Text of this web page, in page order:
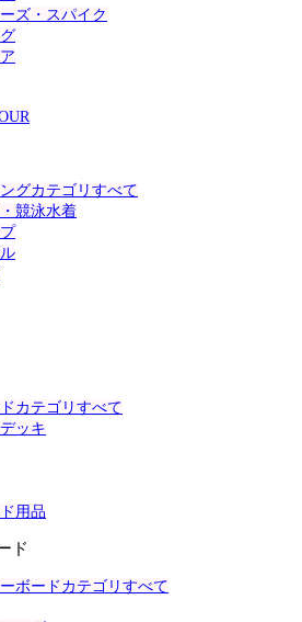
ズ・スパイク
グカテゴリすべて
競泳水着
カテゴリすべて
ッキ
用品
ド
ボードカテゴリすべて